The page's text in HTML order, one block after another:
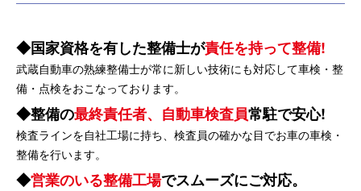
国家資格を有した整備士が責任を持って整備!
武蔵自動車の熟練整備士が常に新しい技術にも対応して車検・整
備・点検をおこなっております。
整備の最終責任者、自動車検査員常駐で安心!
検査ラインを自社工場に持ち、検査員の確かな目でお車の車検・
整備を行います。
営業のいる整備工場でスムーズにご対応。